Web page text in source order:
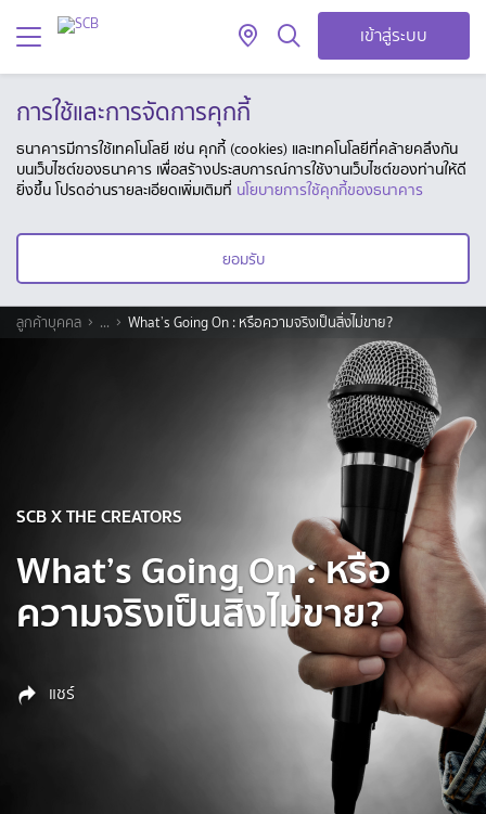
เข้าสู่ระบบ
การใช้และการจัดการคุกกี้
ธนาคารมีการใช้เทคโนโลยี เช่น คุกกี้ (cookies) และเทคโนโลยีที่คล้ายคลึงกัน
บนเว็บไซต์ของธนาคาร เพื่อสร้างประสบการณ์การใช้งานเว็บไซต์ของท่านให้ดี
ยิ่งขึ้น โปรดอ่านรายละเอียดเพิ่มเติมที่ นโยบายการใช้คุกกี้ของธนาคาร
ยอมรับ
ลูกค้าบุคคล ... What’s Going On : หรือความจริงเป็นสิ่งไม่ขาย?
SCB X THE CREATORS
What’s Going On : หรือ
ความจริงเป็นสิ่งไม่ขาย?
แชร์